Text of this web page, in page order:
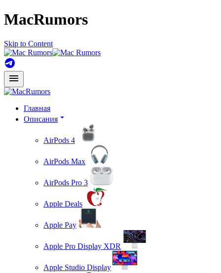
MacRumors
Skip to Content
Главная
Описания
AirPods 4
AirPods Max
AirPods Pro 3
Apple Deals
Apple Pay
Apple Pro Display XDR
Apple Studio Display